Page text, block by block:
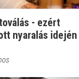
- ezért
nyaralás idején